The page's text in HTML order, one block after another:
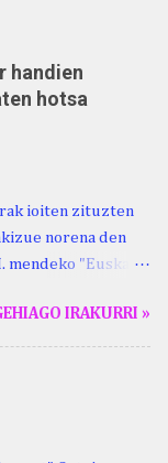
handien
hotsa
ioiten zituzten
norena den
mendeko "Euskara
aspaldixe.
Beskoizen,
IRAKURRI »